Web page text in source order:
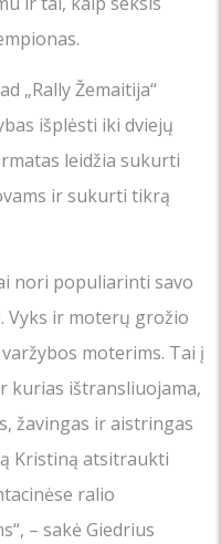
„Rally Žemaitija“
išplėsti iki dviejų
leidžia sukurti
ir sukurti tikrą
nori populiarinti savo
Vyks ir moterų grožio
moterims. Tai į
kurias ištransliuojama,
žavingas ir aistringas
Kristiną atsitraukti
ralio
– sakė Giedrius